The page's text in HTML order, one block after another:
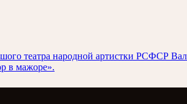
театра народной артистки
в мажоре».